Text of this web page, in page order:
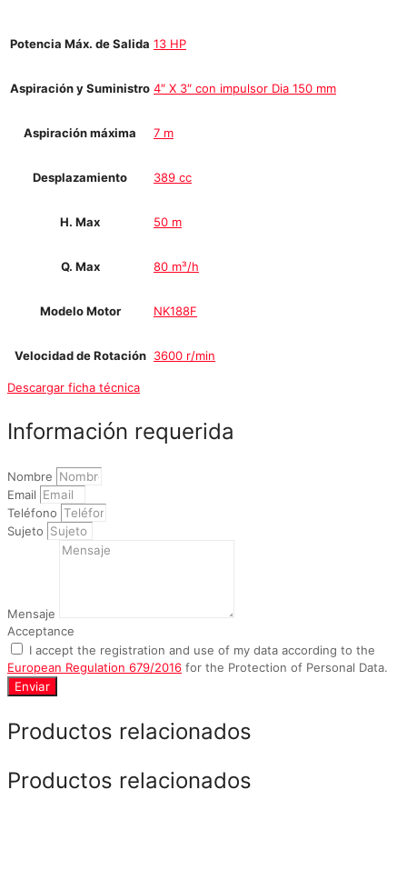
Potencia Máx. de Salida 13 HP
Aspiración y Suministro 4″ X 3″ con impulsor Dia 150 mm
Aspiración máxima 7 m
Desplazamiento 389 cc
H. Max 50 m
Q. Max 80 m³/h
Modelo Motor NK188F
Velocidad de Rotación 3600 r/min
Descargar ficha técnica
Información requerida
Nombre
Email
Teléfono
Sujeto
Mensaje
Acceptance
I accept the registration and use of my data according to the
European Regulation 679/2016 for the Protection of Personal Data.
Enviar
Productos relacionados
Productos relacionados